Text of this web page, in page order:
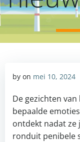
by on mei 10, 2024
De gezichten
bepaalde
ontdekt nadat
ronduit penibele